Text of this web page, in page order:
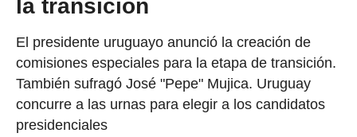
la transición
El presidente uruguayo anunció la creación de
comisiones especiales para la etapa de transición.
También sufragó José "Pepe" Mujica. Uruguay
concurre a las urnas para elegir a los candidatos
presidenciales